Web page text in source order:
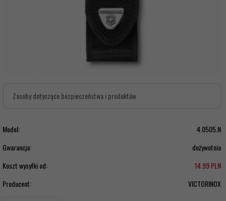
Zasoby dotyczące bezpieczeństwa i produktów
Model:
4.0505.N
Gwarancja:
dożywotnia
Koszt wysyłki od:
14.99 PLN
Producent:
VICTORINOX